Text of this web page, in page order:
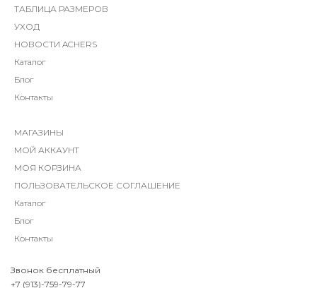
ТАБЛИЦА РАЗМЕРОВ
УХОД
НОВОСТИ ACHERS
Каталог
Блог
Контакты
МАГАЗИНЫ
МОЙ АККАУНТ
МОЯ КОРЗИНА
ПОЛЬЗОВАТЕЛЬСКОЕ СОГЛАШЕНИЕ
Каталог
Блог
Контакты
Звонок бесплатный
+7 (913)-759-79-77